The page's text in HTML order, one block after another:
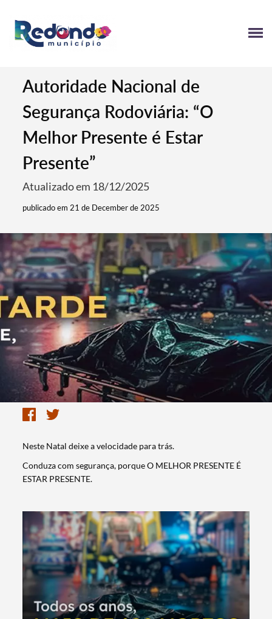
Autoridade Nacional de
Segurança Rodoviária: “O
Melhor Presente é Estar
Presente”
Atualizado em 18/12/2025
publicado em 21 de December de 2025
Neste Natal deixe a velocidade para trás.
Conduza com segurança, porque O MELHOR PRESENTE É
ESTAR PRESENTE.